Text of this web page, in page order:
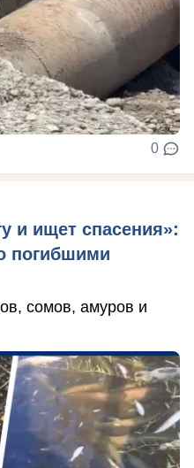
0
и ищет спасения»:
погибшими
сомов, амуров и